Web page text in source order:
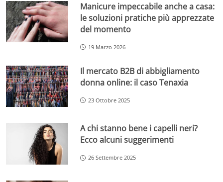
Manicure impeccabile anche a casa:
le soluzioni pratiche più apprezzate
del momento
19 Marzo 2026
Il mercato B2B di abbigliamento
donna online: il caso Tenaxia
23 Ottobre 2025
A chi stanno bene i capelli neri?
Ecco alcuni suggerimenti
26 Settembre 2025